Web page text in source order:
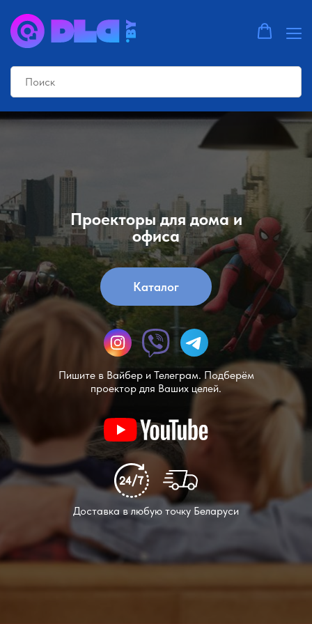
Доставка в любую точку Беларуси
Каталог
Пишите в Вайбер и Телеграм. Подберём
проектор для Ваших целей.
Проекторы для дома и
офиса